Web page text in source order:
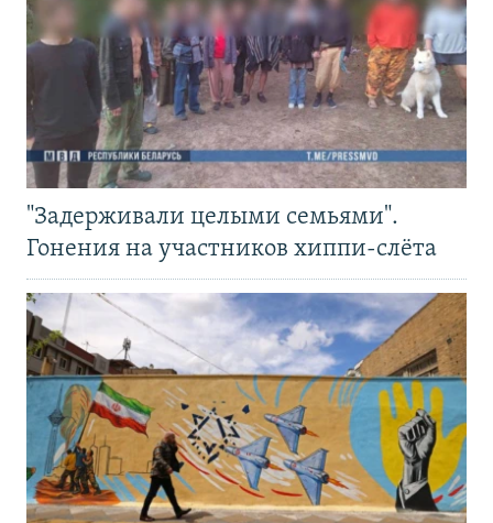
"Задерживали целыми семьями".
Гонения на участников хиппи-слёта